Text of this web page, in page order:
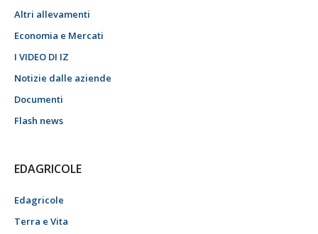
Altri allevamenti
Economia e Mercati
I VIDEO DI IZ
Notizie dalle aziende
Documenti
Flash news
EDAGRICOLE
Edagricole
Terra e Vita